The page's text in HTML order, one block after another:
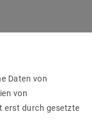
Daten von
von
erst durch gesetzte